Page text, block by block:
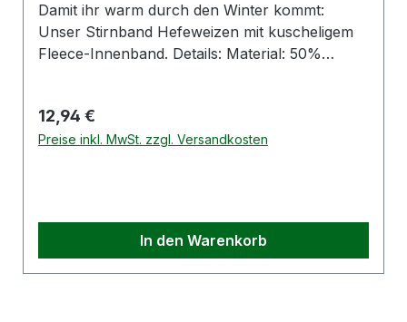
Damit ihr warm durch den Winter kommt:
Unser Stirnband Hefeweizen mit kuscheligem
Fleece-Innenband. Details: Material: 50%
schwarz/orange Hersteller:Langer Strickwerk
GmbHAugsburger Str. 3686399 BobingenE-
Regulärer Preis:
12,94 €
Preise inkl. MwSt. zzgl. Versandkosten
In den Warenkorb